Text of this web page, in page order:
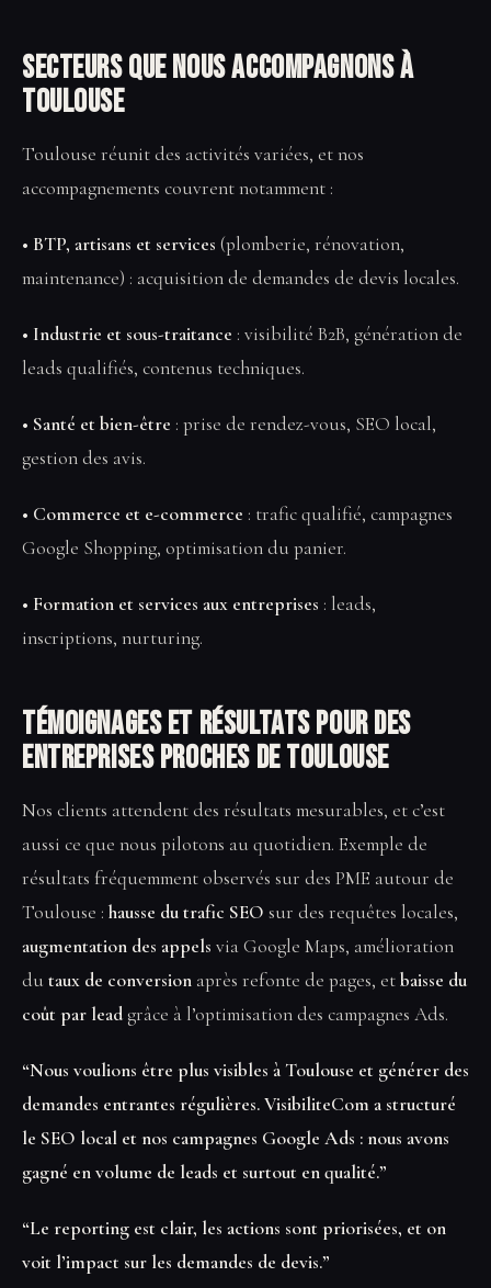
Secteurs que nous accompagnons à
Toulouse
Toulouse réunit des activités variées, et nos
accompagnements couvrent notamment :
• BTP, artisans et services (plomberie, rénovation,
maintenance) : acquisition de demandes de devis locales.
• Industrie et sous-traitance : visibilité B2B, génération de
leads qualifiés, contenus techniques.
• Santé et bien-être : prise de rendez-vous, SEO local,
gestion des avis.
• Commerce et e-commerce : trafic qualifié, campagnes
Google Shopping, optimisation du panier.
• Formation et services aux entreprises : leads,
inscriptions, nurturing.
Témoignages et résultats pour des
entreprises proches de Toulouse
Nos clients attendent des résultats mesurables, et c’est
aussi ce que nous pilotons au quotidien. Exemple de
résultats fréquemment observés sur des PME autour de
Toulouse : hausse du trafic SEO sur des requêtes locales,
augmentation des appels via Google Maps, amélioration
du taux de conversion après refonte de pages, etbaisse du
coût par leadgrâce à l’optimisation des campagnes Ads.
“Nous voulions être plus visibles à Toulouse et générer des
demandes entrantes régulières. VisibiliteCom a structuré
le SEO local et nos campagnes Google Ads : nous avons
gagné en volume de leads et surtout en qualité.”
“Le reporting est clair, les actions sont priorisées, et on
voit l’impact sur les demandes de devis.”